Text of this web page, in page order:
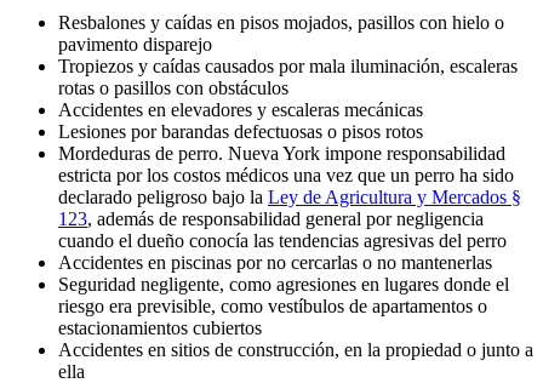
Resbalones y caídas en pisos mojados, pasillos con hielo o
pavimento disparejo
Tropiezos y caídas causados por mala iluminación, escaleras
rotas o pasillos con obstáculos
Accidentes en elevadores y escaleras mecánicas
Lesiones por barandas defectuosas o pisos rotos
Mordeduras de perro. Nueva York impone responsabilidad
estricta por los costos médicos una vez que un perro ha sido
declarado peligroso bajo la Ley de Agricultura y Mercados §
123, además de responsabilidad general por negligencia
cuando el dueño conocía las tendencias agresivas del perro
Accidentes en piscinas por no cercarlas o no mantenerlas
Seguridad negligente, como agresiones en lugares donde el
riesgo era previsible, como vestíbulos de apartamentos o
estacionamientos cubiertos
Accidentes en sitios de construcción, en la propiedad o junto a
ella